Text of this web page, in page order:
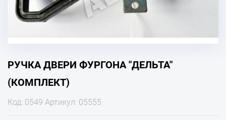
РУЧКА ДВЕРИ ФУРГОНА "ДЕЛЬТА"
(КОМПЛЕКТ)
Код: 0549 Артикул: 05555